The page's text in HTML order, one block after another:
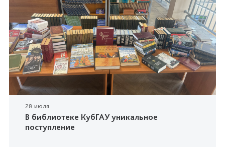
28 июля
В библиотеке КубГАУ уникальное
поступление